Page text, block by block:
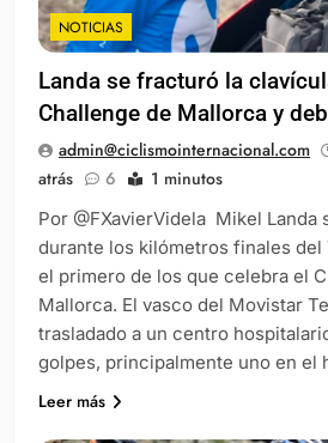
NOTICIAS
Landa se fracturó la
Challenge de Mallorca y
admin@ciclismointernacional.com
atrás
6 1 minutos
Por @FXavierVidela Mikel Landa
durante los kilómetros finales del
el primero de los que celebra el
Mallorca. El vasco del Movistar
trasladado a un centro
golpes, principalmente uno en el
Leer más